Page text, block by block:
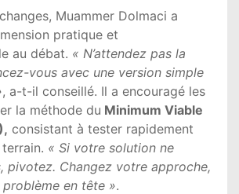
Muammer Dolmaci a
pratique et
au débat. « N’attendez pas la
vous avec une version simple
, a-t-il conseillé. Il a encouragé les
la méthode du Minimum Viable
consistant à tester rapidement
« Si votre solution ne
pivotez. Changez votre approche,
en tête ».